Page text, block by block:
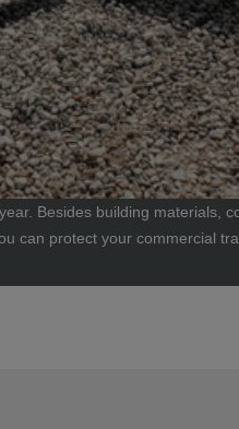
Besides building materials,
can protect your commercial